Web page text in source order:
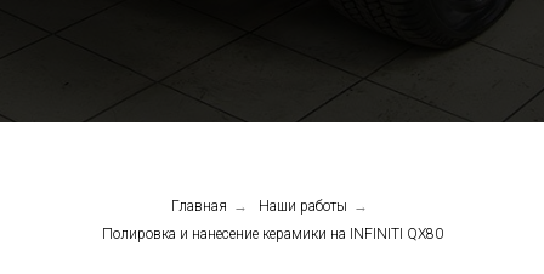
Главная → Наши работы →
Полировка и нанесение керамики на INFINITI QX80